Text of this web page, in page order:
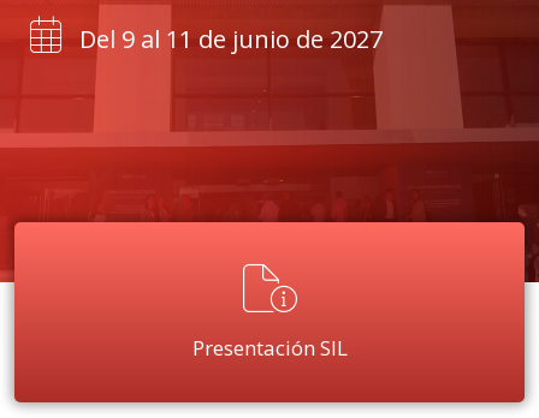
Del 9 al 11 de junio de 2027
Presentación SIL